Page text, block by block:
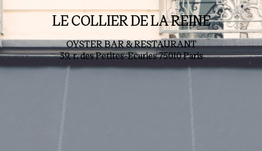
LE COLLIER DE LA REINE
OYSTER BAR & RESTAURANT
39, r. des Petites-Ecuries 75010 Paris